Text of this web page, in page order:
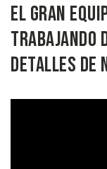
El gran
trabajando
detalles de